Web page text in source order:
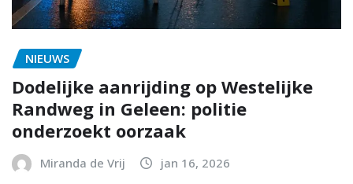
NIEUWS
Dodelijke aanrijding op Westelijke
Randweg in Geleen: politie
onderzoekt oorzaak
Miranda de Vrij jan 16, 2026